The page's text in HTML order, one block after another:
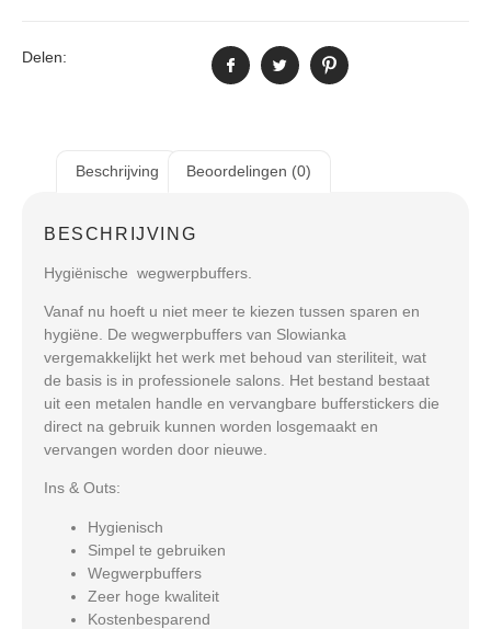
Delen:
Beschrijving Beoordelingen (0)
BESCHRIJVING
Hygiënische wegwerpbuffers.
Vanaf nu hoeft u niet meer te kiezen tussen sparen en
hygiëne. De wegwerpbuffers van Slowianka
vergemakkelijkt het werk met behoud van steriliteit, wat
de basis is in professionele salons. Het bestand bestaat
uit een metalen handle en vervangbare bufferstickers die
direct na gebruik kunnen worden losgemaakt en
vervangen worden door nieuwe.
Ins & Outs:
Hygienisch
Simpel te gebruiken
Wegwerpbuffers
Zeer hoge kwaliteit
Kostenbesparend